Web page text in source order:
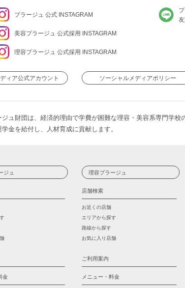
プラージュ公式 INSTAGRAM
美容プラージュ 公式採用 INSTAGRAM
理容プラージュ 公式採用 INSTAGRAM
ィア公式アカウント ソーシャルメディアポリシー
ジュ財団は、経済的理由で学費が困難な理容・美容系専門学校
学金を給付し、人材育成に貢献します。
ジュ
金
理容プラージュ
店舗検索
お近くの店舗
エリアから探す
路線から探す
お気に入り店舗
ご利用案内
メニュー・料金